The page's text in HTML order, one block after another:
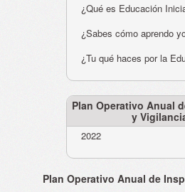
¿Qué es Educación
¿Sabes cómo aprendo
¿Tu qué haces por la
Plan Operativo Anual
y
2022
Plan Operativo Anual de